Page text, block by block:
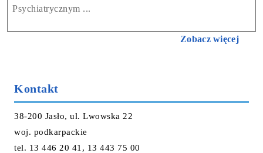
Psychiatrycznym ...
Zobacz więcej
Kontakt
38-200 Jasło, ul. Lwowska 22
woj. podkarpackie
tel. 13 446 20 41, 13 443 75 00